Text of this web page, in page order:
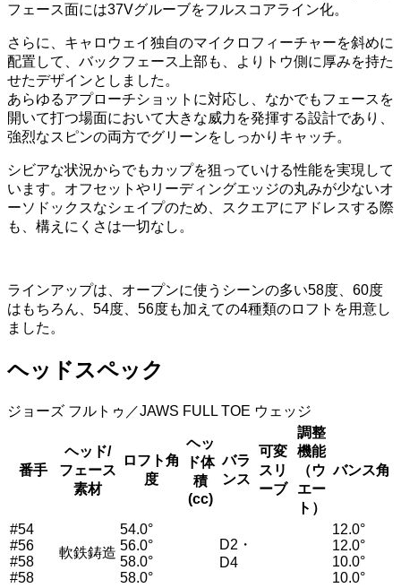
フェース面には37Vグルーブをフルスコアライン化。
さらに、キャロウェイ独自のマイクロフィーチャーを斜めに
配置して、バックフェース上部も、よりトウ側に厚みを持た
せたデザインとしました。
あらゆるアプローチショットに対応し、なかでもフェースを
開いて打つ場面において大きな威力を発揮する設計であり、
強烈なスピンの両方でグリーンをしっかりキャッチ。
シビアな状況からでもカップを狙っていける性能を実現して
います。オフセットやリーディングエッジの丸みが少ないオ
ーソドックスなシェイプのため、スクエアにアドレスする際
も、構えにくさは一切なし。
ラインアップは、オープンに使うシーンの多い58度、60度
はもちろん、54度、56度も加えての4種類のロフトを用意し
ました。
ヘッドスペック
ジョーズ フルトゥ／JAWS FULL TOE ウェッジ
番手
ヘッド/
フェース
素材
ロフト角
度
ヘッ
ド体
積
(cc)
バラ
ンス
可変
スリ
ーブ
調整
機能
（ウ
エー
ト）
バンス角
#54
#56
#58
#58
軟鉄鋳造
54.0°
56.0°
58.0°
58.0°
D2・
D4
12.0°
12.0°
10.0°
10.0°